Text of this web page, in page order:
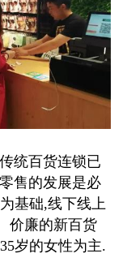
统百货连锁已
售的发展是必
基础,线下线上
价廉的新百货
岁的女性为主.